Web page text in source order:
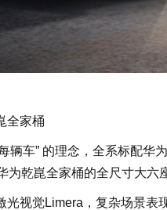
全家桶
辆车” 的理念，全系标配
为乾崑全家桶的全尺寸大六
光视觉Limera，复杂场景